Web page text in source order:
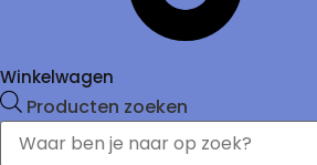
Winkelwagen
Producten zoeken